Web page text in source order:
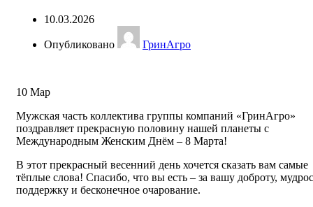
10.03.2026
Опубликовано ГринАгро
10 Мар
Мужская часть коллектива группы компаний «ГринАгро»
поздравляет прекрасную половину нашей планеты с
Международным Женским Днём – 8 Марта!
В этот прекрасный весенний день хочется сказать вам самые
тёплые слова! Спасибо, что вы есть – за вашу доброту,
поддержку и бесконечное очарование.